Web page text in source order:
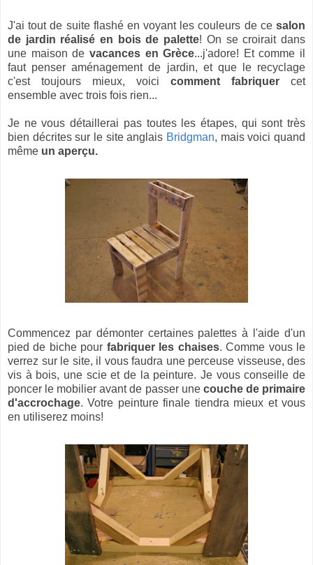
J'ai tout de suite flashé en voyant les couleurs de ce salon
de jardin réalisé en bois de palette! On se croirait dans
une maison de vacances en Grèce...j'adore! Et comme il
faut penser aménagement de jardin, et que le recyclage
c'est toujours mieux, voici comment fabriquer cet
ensemble avec trois fois rien...
Je ne vous détaillerai pas toutes les étapes, qui sont très
bien décrites sur le site anglais Bridgman, mais voici quand
même un aperçu.
Commencez par démonter certaines palettes à l'aide d'un
pied de biche pour fabriquer les chaises. Comme vous le
verrez sur le site, il vous faudra une perceuse visseuse, des
vis à bois, une scie et de la peinture. Je vous conseille de
poncer le mobilier avant de passer une couche de primaire
d'accrochage. Votre peinture finale tiendra mieux et vous
en utiliserez moins!